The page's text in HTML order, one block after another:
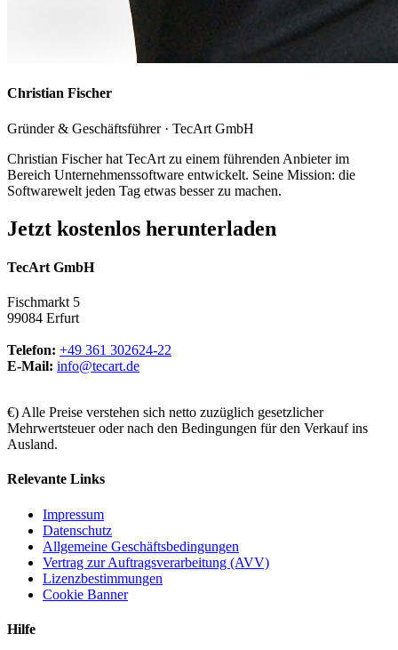
Christian Fischer
Gründer & Geschäftsführer · TecArt GmbH
Christian Fischer hat TecArt zu einem führenden Anbieter im
Bereich Unternehmenssoftware entwickelt. Seine Mission: die
Softwarewelt jeden Tag etwas besser zu machen.
Jetzt kostenlos herunterladen
TecArt GmbH
Fischmarkt 5
99084 Erfurt
Telefon: +49 361 302624-22
E-Mail: info@tecart.de
€) Alle Preise verstehen sich netto zuzüglich gesetzlicher
Mehrwertsteuer oder nach den Bedingungen für den Verkauf ins
Ausland.
Relevante Links
Impressum
Datenschutz
Allgemeine Geschäftsbedingungen
Vertrag zur Auftragsverarbeitung (AVV)
Lizenzbestimmungen
Cookie Banner
Hilfe